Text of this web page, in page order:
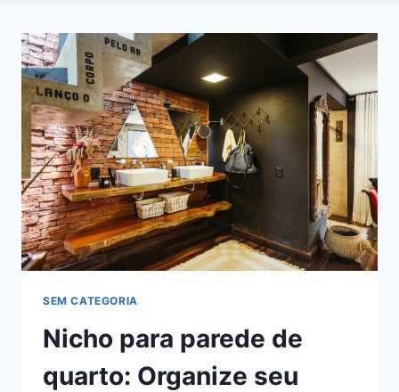
SEM CATEGORIA
Nicho para parede de
quarto: Organize seu